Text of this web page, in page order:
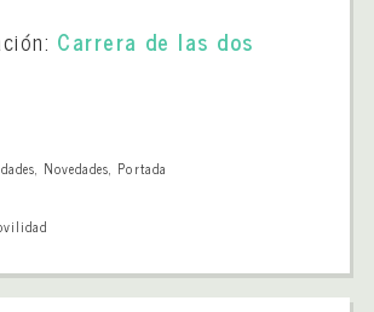
Carrera de las dos
Novedades Portada